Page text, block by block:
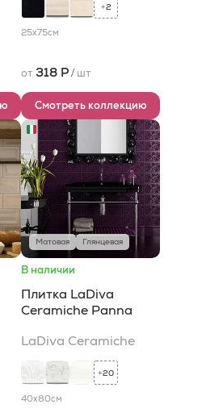
+2
25x75см
от 318 Р/ шт
Смотреть коллекцию
Матовая Глянцевая
В наличии
Плитка LaDiva
Сeramiche Panna
LaDiva Сeramiche
+20
40x80см